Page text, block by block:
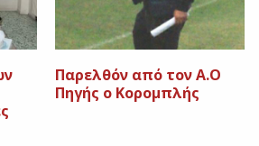
Παρελθόν από τον Α.Ο
Πηγής ο Κορομπλής